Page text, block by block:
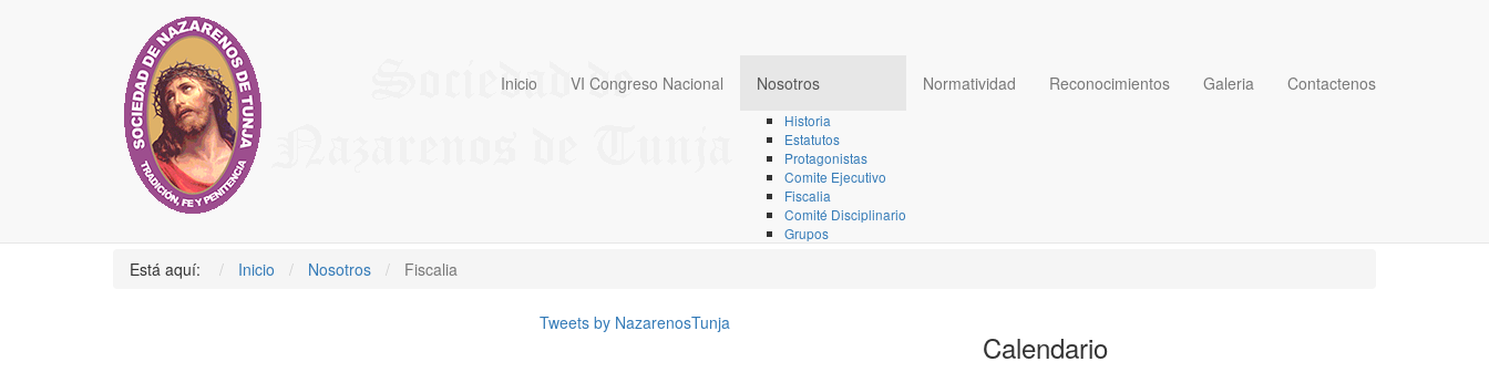
Inicio VI Congreso Nacional Nosotros
Historia
Estatutos
Protagonistas
Comite Ejecutivo
Fiscalia
Comité Disciplinario
Grupos
Normatividad Reconocimientos Galeria Contactenos
Síguenos en Facebook
Síguenos en Twitter
Fiscalia
Título
Fiscal Principal
Está aquí: Inicio Nosotros Fiscalia
Tweets by NazarenosTunja
Calendario
Year
Month
Year
Month